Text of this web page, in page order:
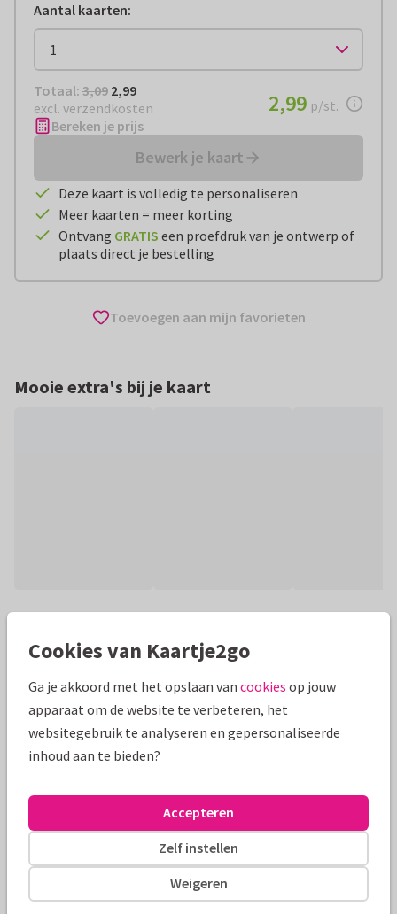
Aantal kaarten:
Totaal: € 2,99
Totaal: 3,09 2,99
excl. verzendkosten
€ 2,99per stuk
2,99 p/st.
Bereken je prijs
Bewerk je kaart
Deze kaart is volledig te personaliseren
Meer kaarten = meer korting
Ontvang GRATIS een proefdruk van je ontwerp of
plaats direct je bestelling
Toevoegen aan mijn favorieten
Mooie extra's bij je kaart
Bedank je (sport) trainer met deze leuke bedankt kaart in de
eigen foto en namen.
Alle kaarten zijn helemaal naar wens aan te passen
Formaten en tarieven
15 x 21 cm
Cookies van Kaartje2go
Ga je akkoord met het opslaan van cookies op jouw
apparaat om de website te verbeteren, het
websitegebruik te analyseren en gepersonaliseerde
inhoud aan te bieden?
Weigeren
Zelf instellen
Accepteren